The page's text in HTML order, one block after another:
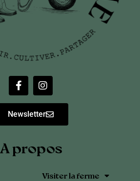
Newsletter
A propos
Visiter la ferme